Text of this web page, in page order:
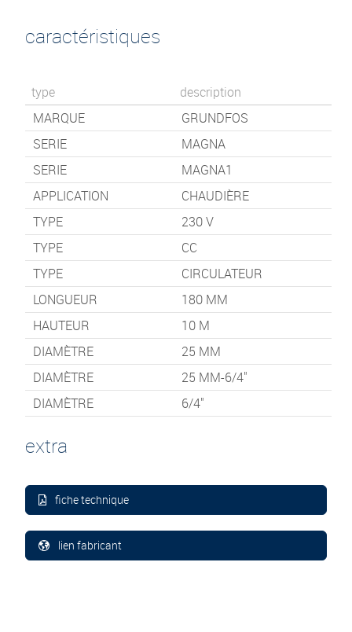
caractéristiques
type
description
MARQUE
GRUNDFOS
SERIE
MAGNA
SERIE
MAGNA1
APPLICATION
CHAUDIÈRE
TYPE
230 V
TYPE
CC
TYPE
CIRCULATEUR
LONGUEUR
180 MM
HAUTEUR
10 M
DIAMÈTRE
25 MM
DIAMÈTRE
25 MM-6/4"
DIAMÈTRE
6/4"
extra
fiche technique
lien fabricant